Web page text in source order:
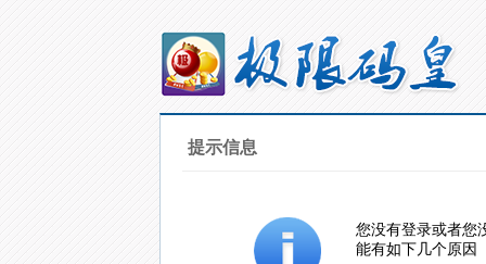
提示信息
您没有登录或者您
能有如下几个原因